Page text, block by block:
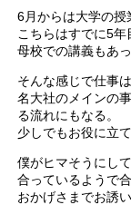
6月からは大学の授
こちらはすでに5年
母校での講義もあ
そんな感じで仕事
名大社のメインの
る流れにもなる。
少しでもお役に立
僕がヒマそうにし
合っているようで
おかげさまでお誘